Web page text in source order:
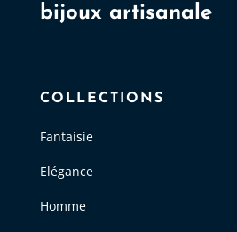
bijoux artisanale
COLLECTIONS
Fantaisie
Elégance
Homme